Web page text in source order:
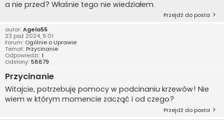
a nie przed? Właśnie tego nie wiedziałem.
Przejdź do posta
autor: Agela55
23 paź 2024, 9:01
Forum: Ogólnie o Uprawie
Temat: Przycinanie
Odpowiedzi: 1
Odsłony: 58879
Przycinanie
Witajcie, potrzebuję pomocy w podcinaniu krzewów! Nie
wiem w którym momencie zacząć i od czego?
Przejdź do posta